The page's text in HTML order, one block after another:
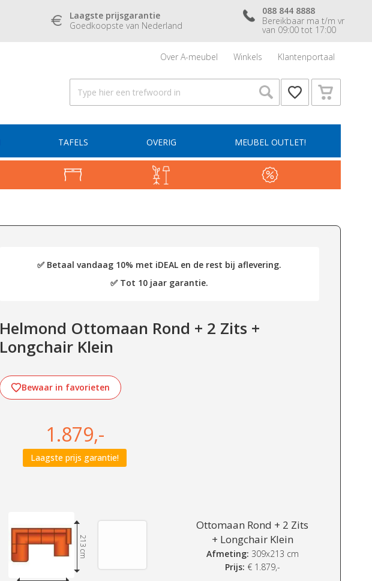
Laagste prijsgarantie
Goedkoopste van Nederland
088 844 8888
Bereikbaar ma t/m vr
van 09:00 tot 17:00
Over A-meubel Winkels Klantenportaal
TAFELS OVERIG MEUBEL OUTLET!
✅ Betaal vandaag 10% met iDEAL en de rest bij aflevering.
✅ Tot 10 jaar garantie.
Helmond Ottomaan Rond + 2 Zits +
Longchair Klein
Bewaar in favorieten
1.879,-
Laagste prijs garantie!
213 cm
Ottomaan Rond + 2 Zits
+ Longchair Klein
Afmeting: 309x213 cm
Prijs: € 1.879,-